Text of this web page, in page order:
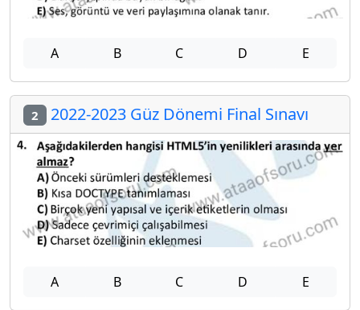
A B C D E
2 2022-2023 Güz Dönemi Final Sınavı
A B C D E